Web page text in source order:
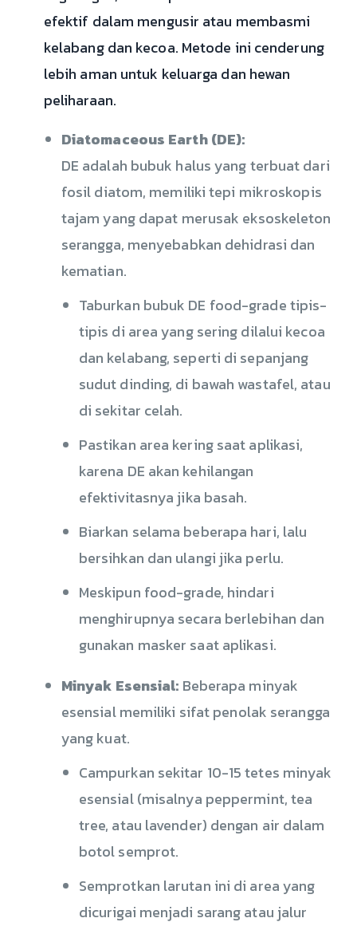
efektif dalam mengusir atau membasmi
kelabang dan kecoa. Metode ini cenderung
lebih aman untuk keluarga dan hewan
peliharaan.
Diatomaceous Earth (DE):
DE adalah bubuk halus yang terbuat dari
fosil diatom, memiliki tepi mikroskopis
tajam yang dapat merusak eksoskeleton
serangga, menyebabkan dehidrasi dan
kematian.
Taburkan bubuk DE food-grade tipis-
tipis di area yang sering dilalui kecoa
dan kelabang, seperti di sepanjang
sudut dinding, di bawah wastafel, atau
di sekitar celah.
Pastikan area kering saat aplikasi,
karena DE akan kehilangan
efektivitasnya jika basah.
Biarkan selama beberapa hari, lalu
bersihkan dan ulangi jika perlu.
Meskipun food-grade, hindari
menghirupnya secara berlebihan dan
gunakan masker saat aplikasi.
Minyak Esensial: Beberapa minyak
esensial memiliki sifat penolak serangga
yang kuat.
Campurkan sekitar 10-15 tetes minyak
esensial (misalnya peppermint, tea
tree, atau lavender) dengan air dalam
botol semprot.
Semprotkan larutan ini di area yang
dicurigai menjadi sarang atau jalur